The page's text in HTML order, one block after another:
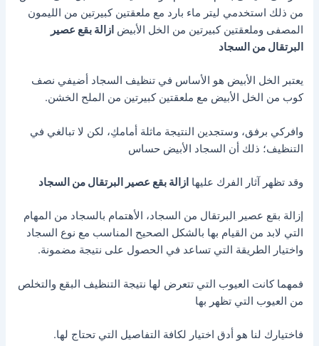
من ذلك استخدمي ليتر ماء بارد مع ملعقتين كبيرتين من الليمون
المصفى وملعقتين كبيرتين من الخل الأبيض ازالة بقع عصير
البرتقال من السجاد
يعتبر الخل الأبيض هو الأساس في تنظيف السجاد أضيفي نصف
كوب من الخل الأبيض مع ملعقتين كبيرتين من الملح الخشن.
وافركي برفق، وستجدين النتيجة ماثلة أمامكِ، لكن لا تبالغي في
التنظيف؛ ذلك أن السجاد الأبيض حساس
وقد تظهر آثار الفرك عليها ازالة بقع عصير البرتقال من السجاد
إزالة بقع عصير البرتقال من السجاد، الأهتمام بالسجاد من المهام
التي لابد من القيام بها بالشكل الصحيح المناسب مع نوع السجاد
واختيار الطريقة التي تساعد في الحصول على نتيجة مضمونة.
فمهما كانت العيوب التي تتعرض لها نتيجة التنظيف البقع والتخلص
من العيوب التي تظهر بها
فاختيارك لنا هو أدق اختيار لكافة التفاصيل التي تحتاج لها.